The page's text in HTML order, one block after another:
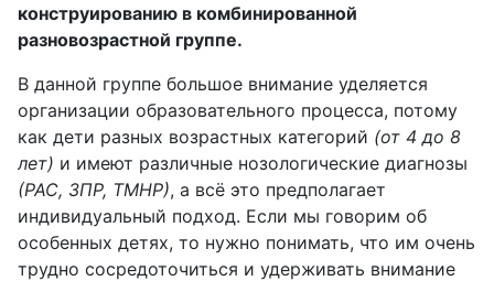
конструированию в комбинированной
разновозрастной группе.
В данной группе большое внимание уделяется
организации образовательного процесса, потому
как дети разных возрастных категорий (от 4 до 8
лет) и имеют различные нозологические диагнозы
(РАС, ЗПР, ТМНР), а всё это предполагает
индивидуальный подход. Если мы говорим об
особенных детях, то нужно понимать, что им очень
трудно сосредоточиться и удерживать внимание